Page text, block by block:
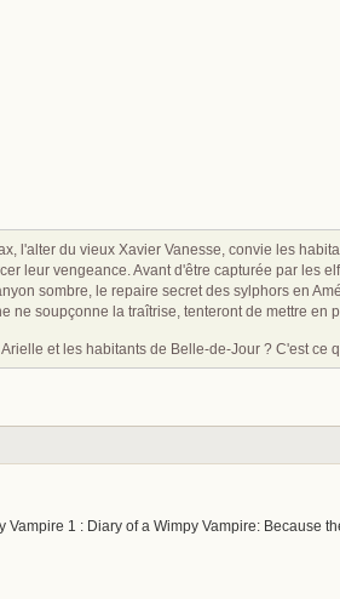
l'alter du vieux Xavier Vanesse, convie les
leur vengeance. Avant d'être capturée par les
sombre, le repaire secret des sylphors en
ne soupçonne la traîtrise, tenteront de mettre en
et les habitants de Belle-de-Jour ? C'est
1 : Diary of a Wimpy Vampire: Because